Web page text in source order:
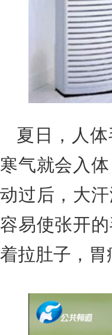
夏日，人
寒气就会入
动过后，大
容易使张开
着拉肚子，